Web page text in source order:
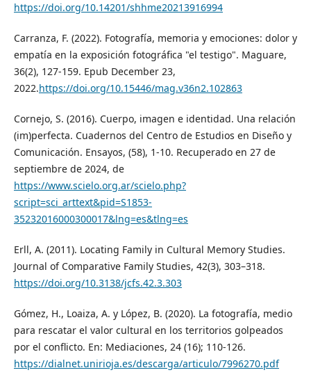
https://doi.org/10.14201/shhme20213916994
Carranza, F. (2022). Fotografía, memoria y emociones: dolor y
empatía en la exposición fotográfica "el testigo". Maguare,
36(2), 127-159. Epub December 23,
2022.https://doi.org/10.15446/mag.v36n2.102863
Cornejo, S. (2016). Cuerpo, imagen e identidad. Una relación
(im)perfecta. Cuadernos del Centro de Estudios en Diseño y
Comunicación. Ensayos, (58), 1-10. Recuperado en 27 de
septiembre de 2024, de
https://www.scielo.org.ar/scielo.php?
script=sci_arttext&pid=S1853-
35232016000300017&lng=es&tlng=es
Erll, A. (2011). Locating Family in Cultural Memory Studies.
Journal of Comparative Family Studies, 42(3), 303–318.
https://doi.org/10.3138/jcfs.42.3.303
Gómez, H., Loaiza, A. y López, B. (2020). La fotografía, medio
para rescatar el valor cultural en los territorios golpeados
por el conflicto. En: Mediaciones, 24 (16); 110-126.
https://dialnet.unirioja.es/descarga/articulo/7996270.pdf